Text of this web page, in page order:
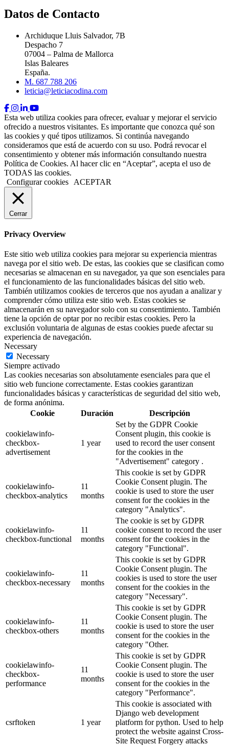
Datos de Contacto
Archiduque Lluis Salvador, 7B
Despacho 7
07004 – Palma de Mallorca
Islas Baleares
España.
M. 687 788 206
leticia@leticiacodina.com
Esta web utiliza cookies para ofrecer, evaluar y mejorar el servicio
ofrecido a nuestros visitantes. Es importante que conozca qué son
las cookies y qué tipos utilizamos. Si continúa navegando
consideramos que está de acuerdo con su uso. Podrá revocar el
consentimiento y obtener más información consultando nuestra
Política de Cookies. Al hacer clic en “Aceptar”, acepta el uso de
TODAS las cookies.
Configurar cookies
ACEPTAR
Cerrar
Privacy Overview
Este sitio web utiliza cookies para mejorar su experiencia mientras
navega por el sitio web. De estas, las cookies que se clasifican como
necesarias se almacenan en su navegador, ya que son esenciales para
el funcionamiento de las funcionalidades básicas del sitio web.
También utilizamos cookies de terceros que nos ayudan a analizar y
comprender cómo utiliza este sitio web. Estas cookies se
almacenarán en su navegador solo con su consentimiento. También
tiene la opción de optar por no recibir estas cookies. Pero la
exclusión voluntaria de algunas de estas cookies puede afectar su
experiencia de navegación.
Necessary
Necessary
Siempre activado
Las cookies necesarias son absolutamente esenciales para que el
sitio web funcione correctamente. Estas cookies garantizan
funcionalidades básicas y características de seguridad del sitio web,
de forma anónima.
Cookie
Duración Descripción
cookielawinfo-
checkbox-
advertisement
1 year
Set by the GDPR Cookie
Consent plugin, this cookie is
used to record the user consent
for the cookies in the
"Advertisement" category .
cookielawinfo-
checkbox-analytics
11
months
This cookie is set by GDPR
Cookie Consent plugin. The
cookie is used to store the user
consent for the cookies in the
category "Analytics".
cookielawinfo-
checkbox-functional
11
months
The cookie is set by GDPR
cookie consent to record the user
consent for the cookies in the
category "Functional".
cookielawinfo-
checkbox-necessary
11
months
This cookie is set by GDPR
Cookie Consent plugin. The
cookies is used to store the user
consent for the cookies in the
category "Necessary".
cookielawinfo-
checkbox-others
11
months
This cookie is set by GDPR
Cookie Consent plugin. The
cookie is used to store the user
consent for the cookies in the
category "Other.
cookielawinfo-
checkbox-
performance
11
months
This cookie is set by GDPR
Cookie Consent plugin. The
cookie is used to store the user
consent for the cookies in the
category "Performance".
csrftoken 1 year
This cookie is associated with
Django web development
platform for python. Used to help
protect the website against Cross-
Site Request Forgery attacks